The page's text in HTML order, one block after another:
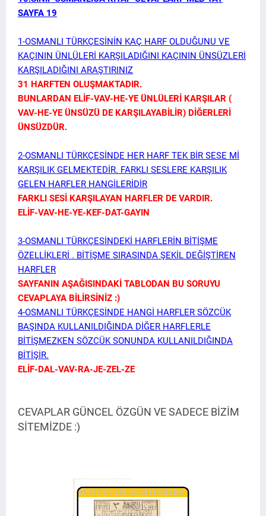
SAYFA 19
1-OSMANLI TÜRKÇESİNİN KAÇ HARF OLDUĞUNU VE
KAÇININ ÜNLÜLERİ KARŞILADIĞINI KAÇININ ÜNSÜZLERİ
KARŞILADIĞINI ARAŞTIRINIZ
31 HARFTEN OLUŞMAKTADIR.
BUNLARDAN ELİF-VAV-HE-YE ÜNLÜLERİ KARŞILAR (
VAV-HE-YE ÜNSÜZÜ DE KARŞILAYABİLİR) DİĞERLERİ
ÜNSÜZDÜR.
2-OSMANLI TÜRKÇESİNDE HER HARF TEK BİR SESE Mİ
KARŞILIK GELMEKTEDİR. FARKLI SESLERE KARŞILIK
GELEN HARFLER HANGİLERİDİR
FARKLI SESİ KARŞILAYAN HARFLER DE VARDIR.
ELİF-VAV-HE-YE-KEF-DAT-GAYIN
3-OSMANLI TÜRKÇESİNDEKİ HARFLERİN BİTİŞME
ÖZELLİKLERİ . BİTİŞME SIRASINDA ŞEKİL DEĞİŞTİREN
HARFLER
SAYFANIN AŞAĞISINDAKİ TABLODAN BU SORUYU
CEVAPLAYA BİLİRSİNİZ :)
4-OSMANLI TÜRKÇESİNDE HANGİ HARFLER SÖZCÜK
BAŞINDA KULLANILDIĞINDA DİĞER HARFLERLE
BİTİŞMEZKEN SÖZCÜK SONUNDA KULLANILDIĞINDA
BİTİŞİR.
ELİF-DAL-VAV-RA-JE-ZEL-ZE
CEVAPLAR GÜNCEL ÖZGÜN VE SADECE BİZİM
SİTEMİZDE :)